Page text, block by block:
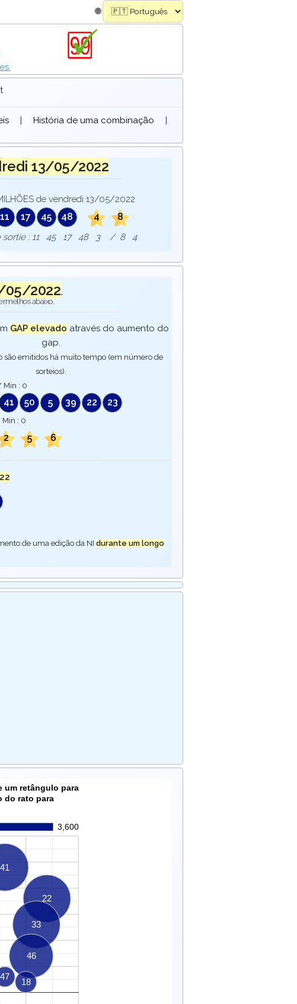
🌐
| História de uma combinação
|
13/05/2022
de vendredi 13/05/2022
11 17 45 48 4 8
sortie : 11 45 17 48 3 / 8 4
05/2022.
abaixo.
GAP elevado através do aumento do
gap.
são emitidos há muito tempo (em número de
sorteios).
Min : 0
41 50 5 39 22 23
: 0
2 5 6
de uma edição da NI durante um longo
um retângulo para
do rato para
3,600
22
33
41
46
18
47